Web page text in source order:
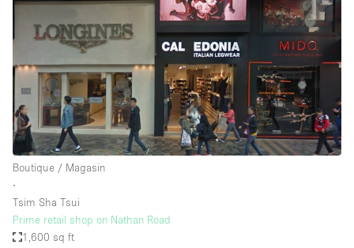
Boutique / Magasin
∙
Tsim Sha Tsui
Prime retail shop on Nathan Road
1,600 sq ft